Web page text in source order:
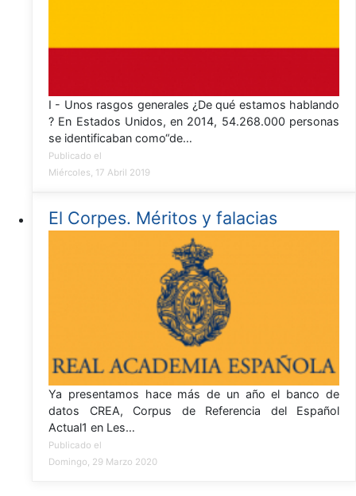
I - Unos rasgos generales ¿De qué estamos hablando
? En Estados Unidos, en 2014, 54.268.000 personas
se identificaban como“de…
Publicado el
Miércoles, 17 Abril 2019
El Corpes. Méritos y falacias
Ya presentamos hace más de un año el banco de
datos CREA, Corpus de Referencia del Español
Actual1 en Les…
Publicado el
Domingo, 29 Marzo 2020